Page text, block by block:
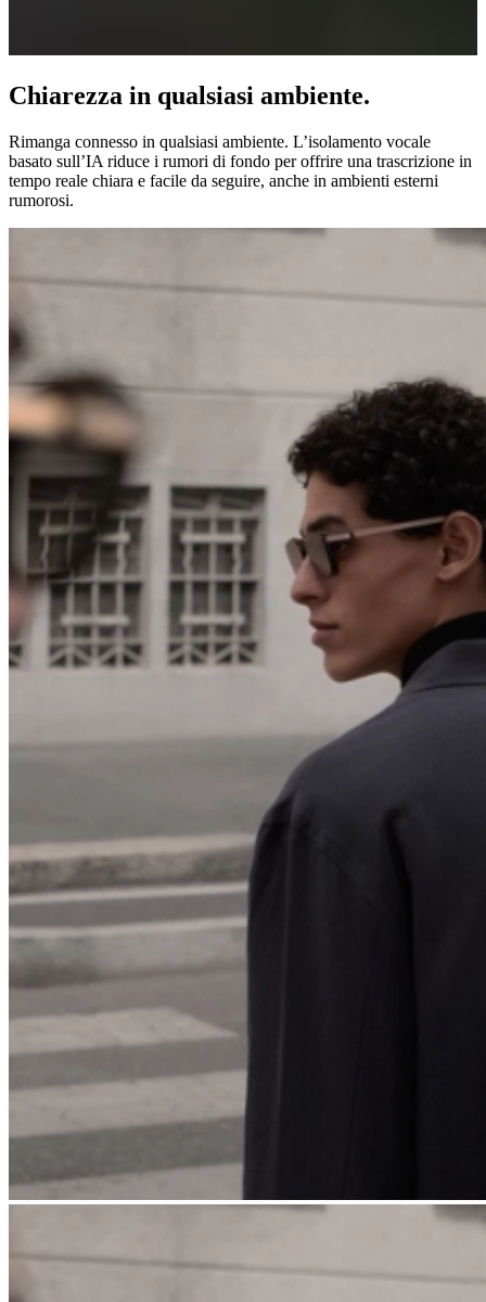
Chiarezza in qualsiasi ambiente.
Rimanga connesso in qualsiasi ambiente. L’isolamento vocale
basato sull’IA riduce i rumori di fondo per offrire una trascrizione in
tempo reale chiara e facile da seguire, anche in ambienti esterni
rumorosi.